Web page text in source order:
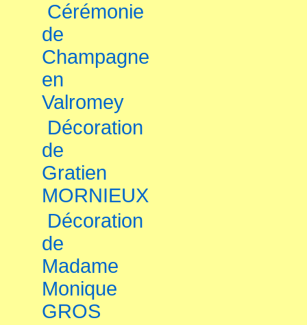
Cérémonie
de
Champagne
en
Valromey
Décoration
de
Gratien
MORNIEUX
Décoration
de
Madame
Monique
GROS